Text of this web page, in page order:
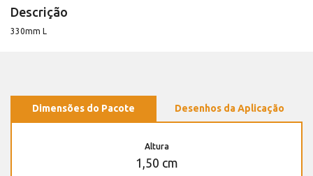
Descrição
330mm L
Dimensões do Pacote Desenhos da Aplicação
Altura
1,50 cm